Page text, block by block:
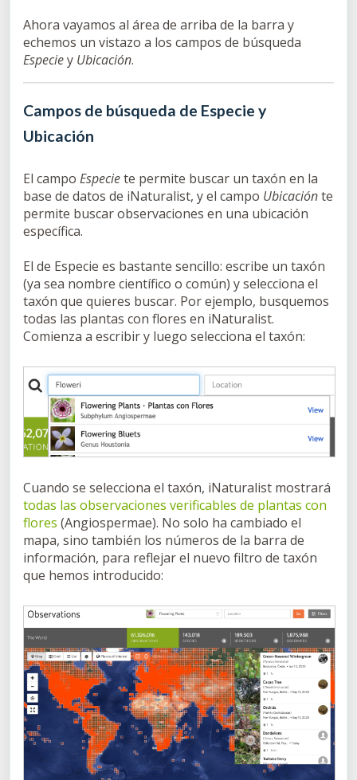
Ahora vayamos al área de arriba de la barra y
echemos un vistazo a los campos de búsqueda
Especiey Ubicación.
Campos de búsqueda de Especie y
Ubicación
El campo Especiete permite buscar un taxón en la
base de datos de iNaturalist, y el campo Ubicaciónte
permite buscar observaciones en una ubicación
específica.
El de Especie es bastante sencillo: escribe un taxón
(ya sea nombre científico o común) y selecciona el
taxón que quieres buscar. Por ejemplo, busquemos
todas las plantas con flores en iNaturalist.
Comienza a escribir y luego selecciona el taxón:
Cuando se selecciona el taxón, iNaturalist mostrará
todas las observaciones verificables de plantas con
flores (Angiospermae). No solo ha cambiado el
mapa, sino también los números de la barra de
información, para reflejar el nuevo filtro de taxón
que hemos introducido: